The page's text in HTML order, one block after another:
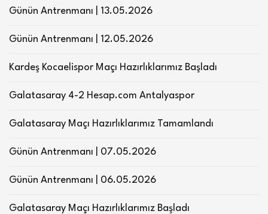
Günün Antrenmanı | 13.05.2026
Günün Antrenmanı | 12.05.2026
Kardeş Kocaelispor Maçı Hazırlıklarımız Başladı
Galatasaray 4-2 Hesap.com Antalyaspor
Galatasaray Maçı Hazırlıklarımız Tamamlandı
Günün Antrenmanı | 07.05.2026
Günün Antrenmanı | 06.05.2026
Galatasaray Maçı Hazırlıklarımız Başladı